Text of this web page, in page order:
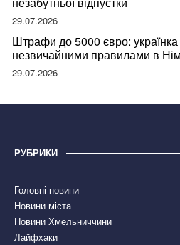
29.07.2026
Штрафи до 5000 євро:
незвичайними правилами в
правдою
29.07.2026
РУБРИКИ
Головні новини
Новини міста
Новини Хмельниччини
Лайфхаки